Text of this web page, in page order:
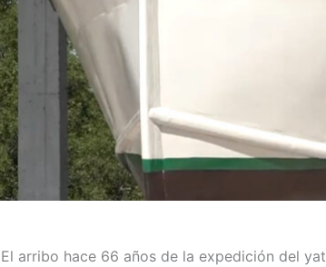
El arribo hace 66 años de la expedición del